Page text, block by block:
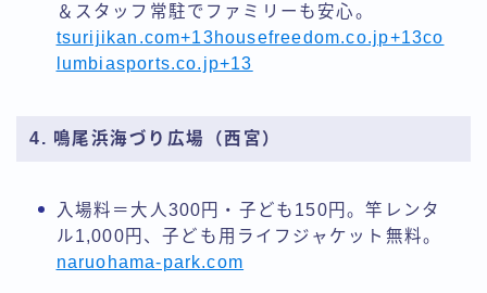
＆スタッフ常駐でファミリーも安心。
tsurijikan.com+13housefreedom.co.jp+13co
lumbiasports.co.jp+13
4. 鳴尾浜海づり広場（西宮）
入場料＝大人300円・子ども150円。竿レンタ
ル1,000円、子ども用ライフジャケット無料。
naruohama-park.com